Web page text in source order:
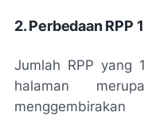
2. Perbedaan RPP
Jumlah RPP
halaman